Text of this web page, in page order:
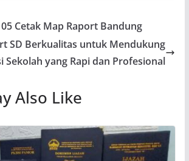
Cetak Map Raport Bandung
SD Berkualitas untuk Mendukung
Sekolah yang Rapi dan Profesional
Also Like